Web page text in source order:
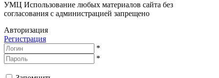
УМЦ Использование любых материалов сайта без
согласования с администрацией запрещено
Авторизация
Регистрация
*
*